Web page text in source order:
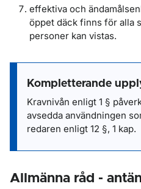
effektiva och
öppet däck finns för alla
personer kan vistas.
Kompletterande
Kravnivån enligt 1 §
avsedda användningen
redaren enligt 12 §, 1 kap.
Allmänna råd -